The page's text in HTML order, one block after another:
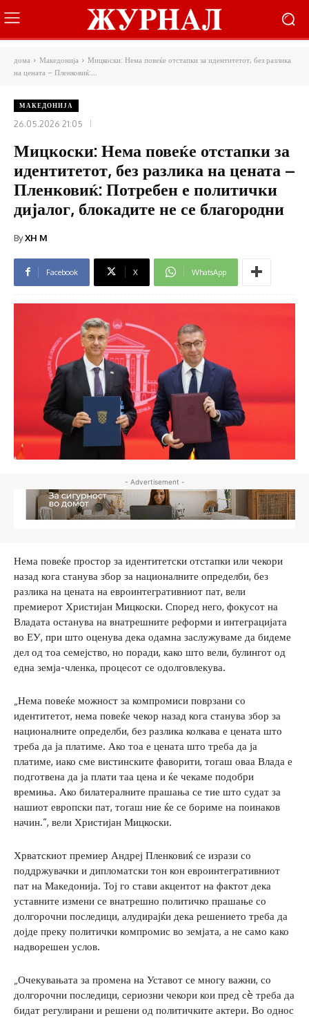
дома Македонија
Мицкоски: Нема повеќе отстапки за идентитетот, без разлика
на цената – Пленковиќ:...
МАКЕДОНИЈА
26.05.2026 21:05
Мицкоски: Нема повеќе отстапки за
идентитетот, без разлика на цената –
Пленковиќ: Потребен е политички
дијалог, блокадите не се благородни
ByXH M
Facebook X WhatsApp
- Advertisement -
Нема повеќе простор за идентитетски отстапки или чекори
назад кога станува збор за националните определби, без
разлика на цената на евроинтегративниот пат, вели
премиерот Христијан Мицкоски. Според него, фокусот на
Владата останува на внатрешните реформи и интеграцијата
во ЕУ, при што оценува дека одамна заслужуваме да бидеме
дел од тоа семејство, но поради, како што вели, булингот од
една земја-членка, процесот се одолговлекува.
„Нема повеќе можност за компромиси поврзани со
идентитетот, нема повеќе чекор назад кога станува збор за
националните определби, без разлика колкава е цената што
треба да ја платиме. Ако тоа е цената што треба да ја
платиме, иако сме вистинските фаворити, тогаш оваа Влада е
подготвена да ја плати таа цена и ќе чекаме подобри
времиња. Ако билатералните прашања се тие што судат за
нашиот европски пат, тогаш ние ќе се бориме на поинаков
начин.“, вели Христијан Мицкоски.
Хрватскиот премиер Андреј Пленковиќ се изрази со
поддржувачки и дипломатски тон кон евроинтегративниот
пат на Македонија. Тој го стави акцентот на фактот дека
уставните измени се внатрешно политичко прашање со
долгорочни последици, алудирајќи дека решението треба да
дојде преку политички компромис во земјата, а не само како
надворешен услов.
„Очекувањата за промена на Уставот се многу важни, со
долгорочни последици, сериозни чекори кои пред сè треба да
бидат регулирани и решени од политичките актери. Во однос